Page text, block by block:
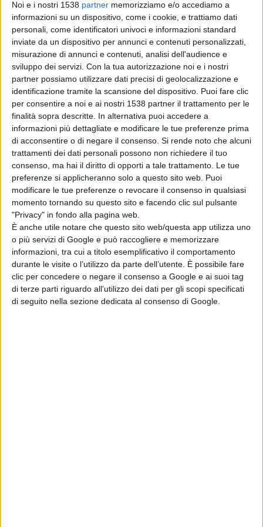
Noi e i nostri 1538 partner memorizziamo e/o accediamo a
informazioni su un dispositivo, come i cookie, e trattiamo dati
personali, come identificatori univoci e informazioni standard
inviate da un dispositivo per annunci e contenuti personalizzati,
misurazione di annunci e contenuti, analisi dell'audience e
sviluppo dei servizi. Con la tua autorizzazione noi e i nostri
partner possiamo utilizzare dati precisi di geolocalizzazione e
identificazione tramite la scansione del dispositivo. Puoi fare clic
per consentire a noi e ai nostri 1538 partner il trattamento per le
finalità sopra descritte. In alternativa puoi accedere a
informazioni più dettagliate e modificare le tue preferenze prima
di acconsentire o di negare il consenso. Si rende noto che alcuni
trattamenti dei dati personali possono non richiedere il tuo
consenso, ma hai il diritto di opporti a tale trattamento. Le tue
preferenze si applicheranno solo a questo sito web. Puoi
modificare le tue preferenze o revocare il consenso in qualsiasi
momento tornando su questo sito e facendo clic sul pulsante
"Privacy" in fondo alla pagina web.
È anche utile notare che questo sito web/questa app utilizza uno
o più servizi di Google e può raccogliere e memorizzare
informazioni, tra cui a titolo esemplificativo il comportamento
durante le visite o l’utilizzo da parte dell’utente. È possibile fare
clic per concedere o negare il consenso a Google e ai suoi tag
di terze parti riguardo all’utilizzo dei dati per gli scopi specificati
di seguito nella sezione dedicata al consenso di Google.
Le Iene cacciate dal Marocco mentre
svolgevano un servizio sulla prostituzione
minorile
INTERVISTE